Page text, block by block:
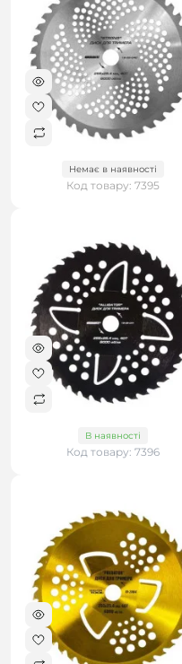
Немає в наявності
Код товару: 7395
В наявності
Код товару: 7396